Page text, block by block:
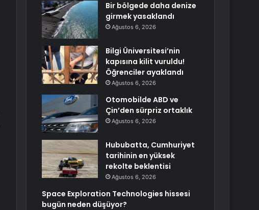
Bir bölgede daha denize
girmek yasaklandı
Ağustos 6, 2026
Bilgi Üniversitesi’nin
kapısına kilit vuruldu!
Öğrenciler ayaklandı
Ağustos 6, 2026
Otomobilde ABD ve
Çin’den sürpriz ortaklık
Ağustos 6, 2026
Hububatta, Cumhuriyet
tarihinin en yüksek
rekolte beklentisi
Ağustos 6, 2026
Space Exploration Technologies hissesi
bugün neden düşüyor?